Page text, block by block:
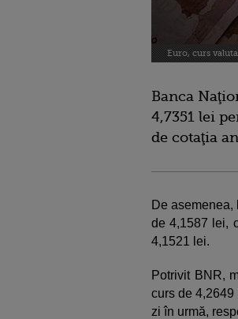
Euro, curs
Banca
4,7351 lei
de cotaţia
De
de 4,1587 lei,
4,1521 lei.
Potrivit BNR,
curs de
zi în urmă,